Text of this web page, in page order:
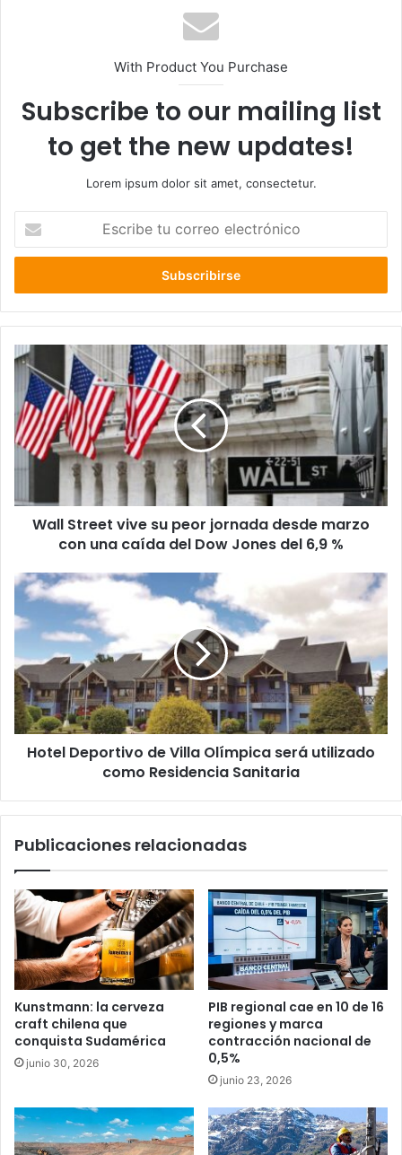
With Product You Purchase
Subscribe to our mailing list
to get the new updates!
Lorem ipsum dolor sit amet, consectetur.
correo
Wall
Street
vive
su
peor
jornada
desde
con
una
Dow
Jones
del
6,9
%
Wall Street vive su peor jornada desde marzo
con una caída del Dow Jones del 6,9 %
Hotel
Deportivo
de
Olímpica
será
utilizado
como
Residencia
Sanitaria
Hotel Deportivo de Villa Olímpica será utilizado
como Residencia Sanitaria
Publicaciones relacionadas
Kunstmann: la cerveza
craft chilena que
conquista Sudamérica
junio 30, 2026
PIB regional cae en 10 de 16
regiones y marca
contracción nacional de
0,5%
junio 23, 2026